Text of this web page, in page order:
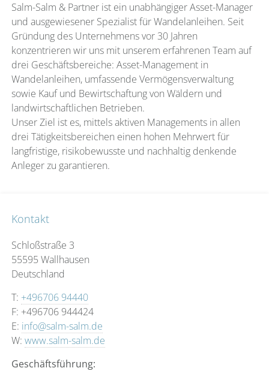
Salm-Salm & Partner ist ein unabhängiger Asset-Manager
und ausgewiesener Spezialist für Wandelanleihen. Seit
Gründung des Unternehmens vor 30 Jahren
konzentrieren wir uns mit unserem erfahrenen Team auf
drei Geschäftsbereiche: Asset-Management in
Wandelanleihen, umfassende Vermögensverwaltung
sowie Kauf und Bewirtschaftung von Wäldern und
landwirtschaftlichen Betrieben.
Unser Ziel ist es, mittels aktiven Managements in allen
drei Tätigkeitsbereichen einen hohen Mehrwert für
langfristige, risikobewusste und nachhaltig denkende
Anleger zu garantieren.
Kontakt
Schloßstraße 3
55595 Wallhausen
Deutschland
T: +496706 94440
F: +496706 944424
E: info@salm-salm.de
W:www.salm-salm.de
Geschäftsführung: